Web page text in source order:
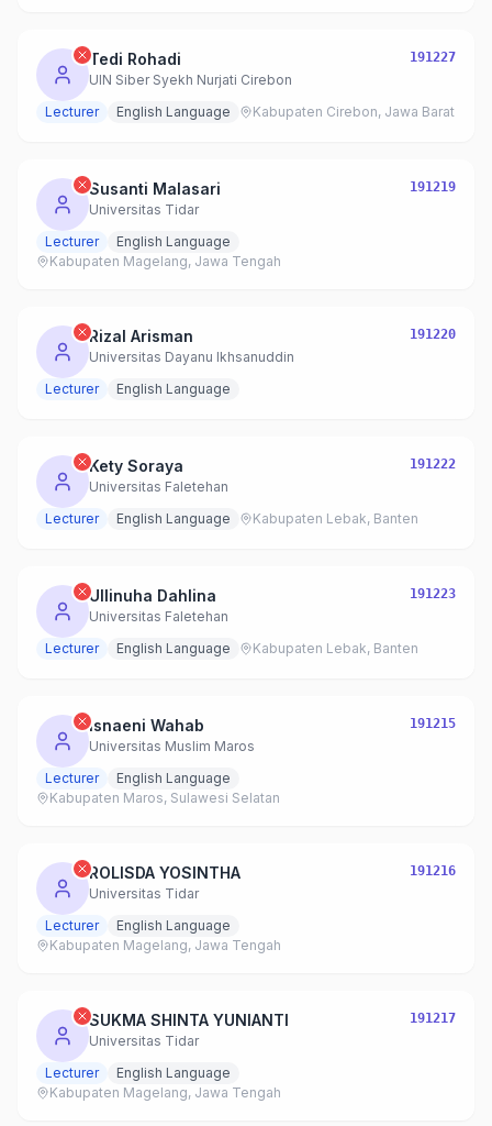
Tedi Rohadi
UIN Siber Syekh Nurjati Cirebon
191227
Lecturer English Language Kabupaten Cirebon, Jawa Barat
Susanti Malasari
Universitas Tidar
191219
Lecturer
English Language
Kabupaten Magelang, Jawa Tengah
Rizal Arisman
Universitas Dayanu Ikhsanuddin
191220
Lecturer English Language
Kety Soraya
Universitas Faletehan
191222
Lecturer English Language Kabupaten Lebak, Banten
Ullinuha Dahlina
Universitas Faletehan
191223
Lecturer English Language Kabupaten Lebak, Banten
Isnaeni Wahab
Universitas Muslim Maros
191215
Lecturer
English Language
Kabupaten Maros, Sulawesi Selatan
ROLISDA YOSINTHA
Universitas Tidar
191216
Lecturer
English Language
Kabupaten Magelang, Jawa Tengah
SUKMA SHINTA YUNIANTI
Universitas Tidar
191217
Lecturer
English Language
Kabupaten Magelang, Jawa Tengah